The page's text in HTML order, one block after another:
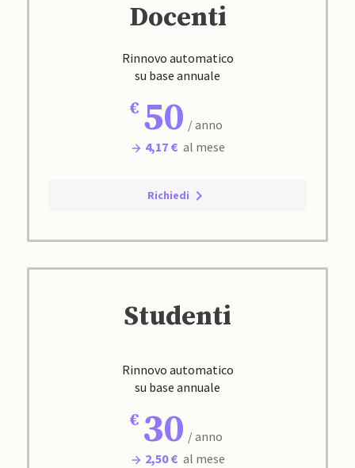
Docenti
Rinnovo automatico
su base annuale
50 / anno
4,17 € al mese
Richiedi
Studenti
Rinnovo automatico
su base annuale
30 / anno
2,50 € al mese